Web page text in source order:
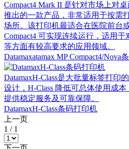
Compact4 Mark II 是针对市场上对
推出的一款产品，非常适用于按需
场所。该打印机最适合在医院前台
Compact4 可实现连续运行，适用
等方面有较高要求的应用领域。
Datamaxatamax MP Compact4/Nova
DatamaxH-Class是大批量标签打印
设计，H-Class 降低可总体使用成
提供稳定服务及可靠保障。
DatamaxH-Class条码打印机
上一页
1 / 1